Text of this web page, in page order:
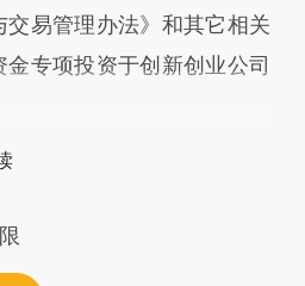
易管理办法》和其它相关
专项投资于创新创业公司